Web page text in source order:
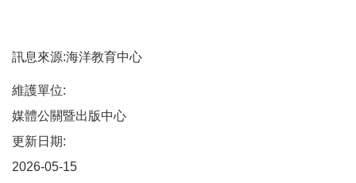
訊息來源:海洋教育中心
維護單位:
媒體公關暨出版中心
更新日期:
2026-05-15